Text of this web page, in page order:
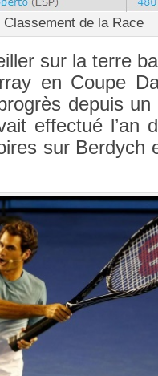
Clas­se­ment de la Race
sur la terre
en Coupe
de­puis
ef­fectué l’an
sur